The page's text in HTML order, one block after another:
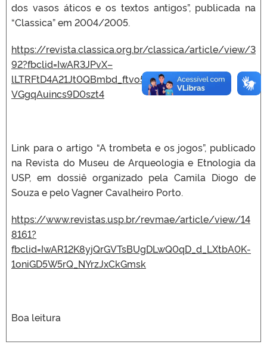
dos vasos áticos e os textos antigos”, publicada na
“Classica” em 2004/2005.
https://revista.classica.org.br/classica/article/view/3
92?fbclid=IwAR3JPvX–
lLTRFtD4A21Jt0QBmbd_ftvo5PSM_4La-
VGgqAuincs9D0szt4
Link para o artigo “A trombeta e os jogos”, publicado
na Revista do Museu de Arqueologia e Etnologia da
USP, em dossiê organizado pela Camila Diogo de
Souza e pelo Vagner Cavalheiro Porto.
https://www.revistas.usp.br/revmae/article/view/14
8161?
fbclid=IwAR12K8yjQrGVTsBUgDLwQ0qD_d_LXtbA0K-
1oniGD5W5rQ_NYrzJxCkGmsk
Boa leitura